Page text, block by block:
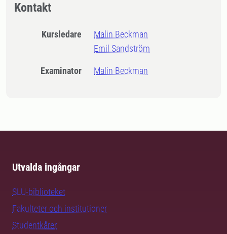
Kontakt
Kursledare
Malin Beckman
Emil Sandström
Examinator Malin Beckman
Utvalda ingångar
SLU-biblioteket
Fakulteter och institutioner
Studentkårer